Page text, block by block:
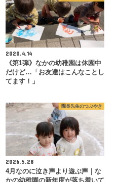
2020.4.14
《第1弾》なかの幼稚園は休園中
だけど…「お友達はこんなことし
てます！」
園長先生のつぶやき
2026.5.28
4月なのに泣き声より遊ぶ声｜な
かの幼稚園の新年度が落ち着いて